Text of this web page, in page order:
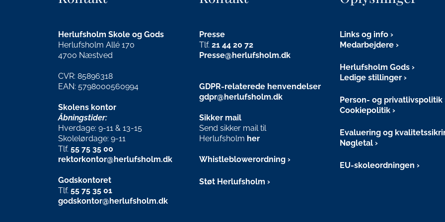
Herlufsholm Skole og Gods
Herlufsholm Allé 170
4700 Næstved
CVR: 85896318
EAN: 5798000560994
Skolens kontor
Åbningstider:
Hverdage: 9-11 & 13-15
Skolelørdage: 9-11
Tlf. 55 75 35 00
rektorkontor@herlufsholm.dk
Godskontoret
Tlf. 55 75 35 01
godskontor@herlufsholm.dk
Presse
Tlf. 21 44 20 72
Presse@herlufsholm.dk
GDPR-relaterede henvendelser
gdpr@herlufsholm.dk
Sikker mail
Send sikker mail til
Herlufsholm her
Whistleblowerordning
Støt Herlufsholm
Links og info
Medarbejdere
Herlufsholm Gods
Ledige stillinger
Person- og privatlivspolitik
Cookiepolitik
Evaluering og
Nøgletal
EU-skoleordningen